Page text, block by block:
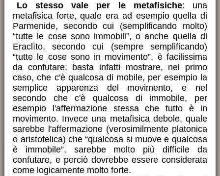
Lo stesso vale per le metafisiche: una
metafisica forte, quale era ad esempio quella di
Parmenide, secondo cui (semplificando molto)
“tutte le cose sono immobili”, o anche quella di
Eraclìto, secondo cui (sempre semplificando)
“tutte le cose sono in movimento”, è facilissima
da confutare: basta infatti mostrare, nel primo
caso, che c'è qualcosa di mobile, per esempio la
semplice apparenza del movimento, e nel
secondo che c'è qualcosa di immobile, per
esempio l'affermazione stessa che tutto è in
movimento. Invece una metafisica debole, quale
sarebbe l'affermazione (verosimilmente platonica
o aristotelica) che “qualcosa si muove e qualcosa
è immobile”, sarebbe molto più difficile da
confutare, e perciò dovrebbe essere considerata
come logicamente molto forte.